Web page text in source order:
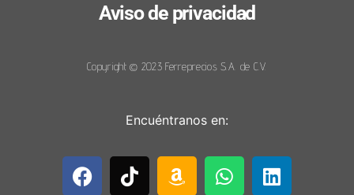
Aviso de privacidad
Copyright © 2023 Ferreprecios S.A. de C.V.
Encuéntranos en: